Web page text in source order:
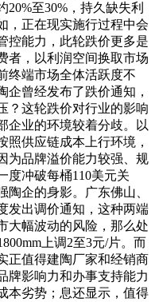
至30%，持久缺失利
，正在现实施行过程中会
控能力，此轮跌价更多是
者，以利润空间换取市场
终端市场全体活跃度不
企曾经发布了跌价通知，
？这轮跌价对行业的影响
企业的环境较着分歧。以
照供应链成本上行环境，
为品牌溢价能力较强、规
度冲破每桶110美元关
企的身影。广东佛山、
发出调价通知，这种两端
大幅波动的风险，那么处
上调2至3元/片。而
正值得建陶厂家和经销商
牌影响力和办事支持能力
本劣势；息还显示，值得